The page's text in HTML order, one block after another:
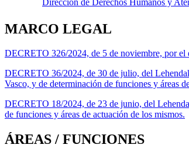
MARCO LEGAL
DECRETO 326/2024, de 5 de noviembre, por el
DECRETO 36/2024, de 30 de julio, del
Vasco, y de determinación de funciones y áreas
DECRETO 18/2024, de 23 de junio, del
de funciones y áreas de actuación de los mismos.
ÁREAS / FUNCIONES